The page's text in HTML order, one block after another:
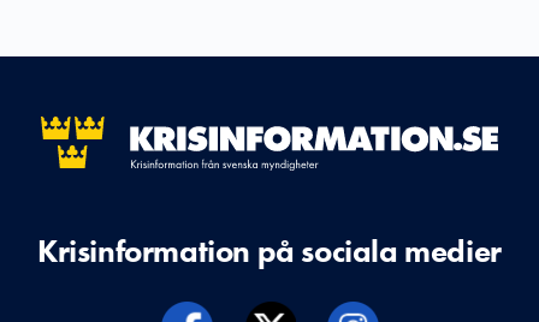
Krisinformation på sociala medier